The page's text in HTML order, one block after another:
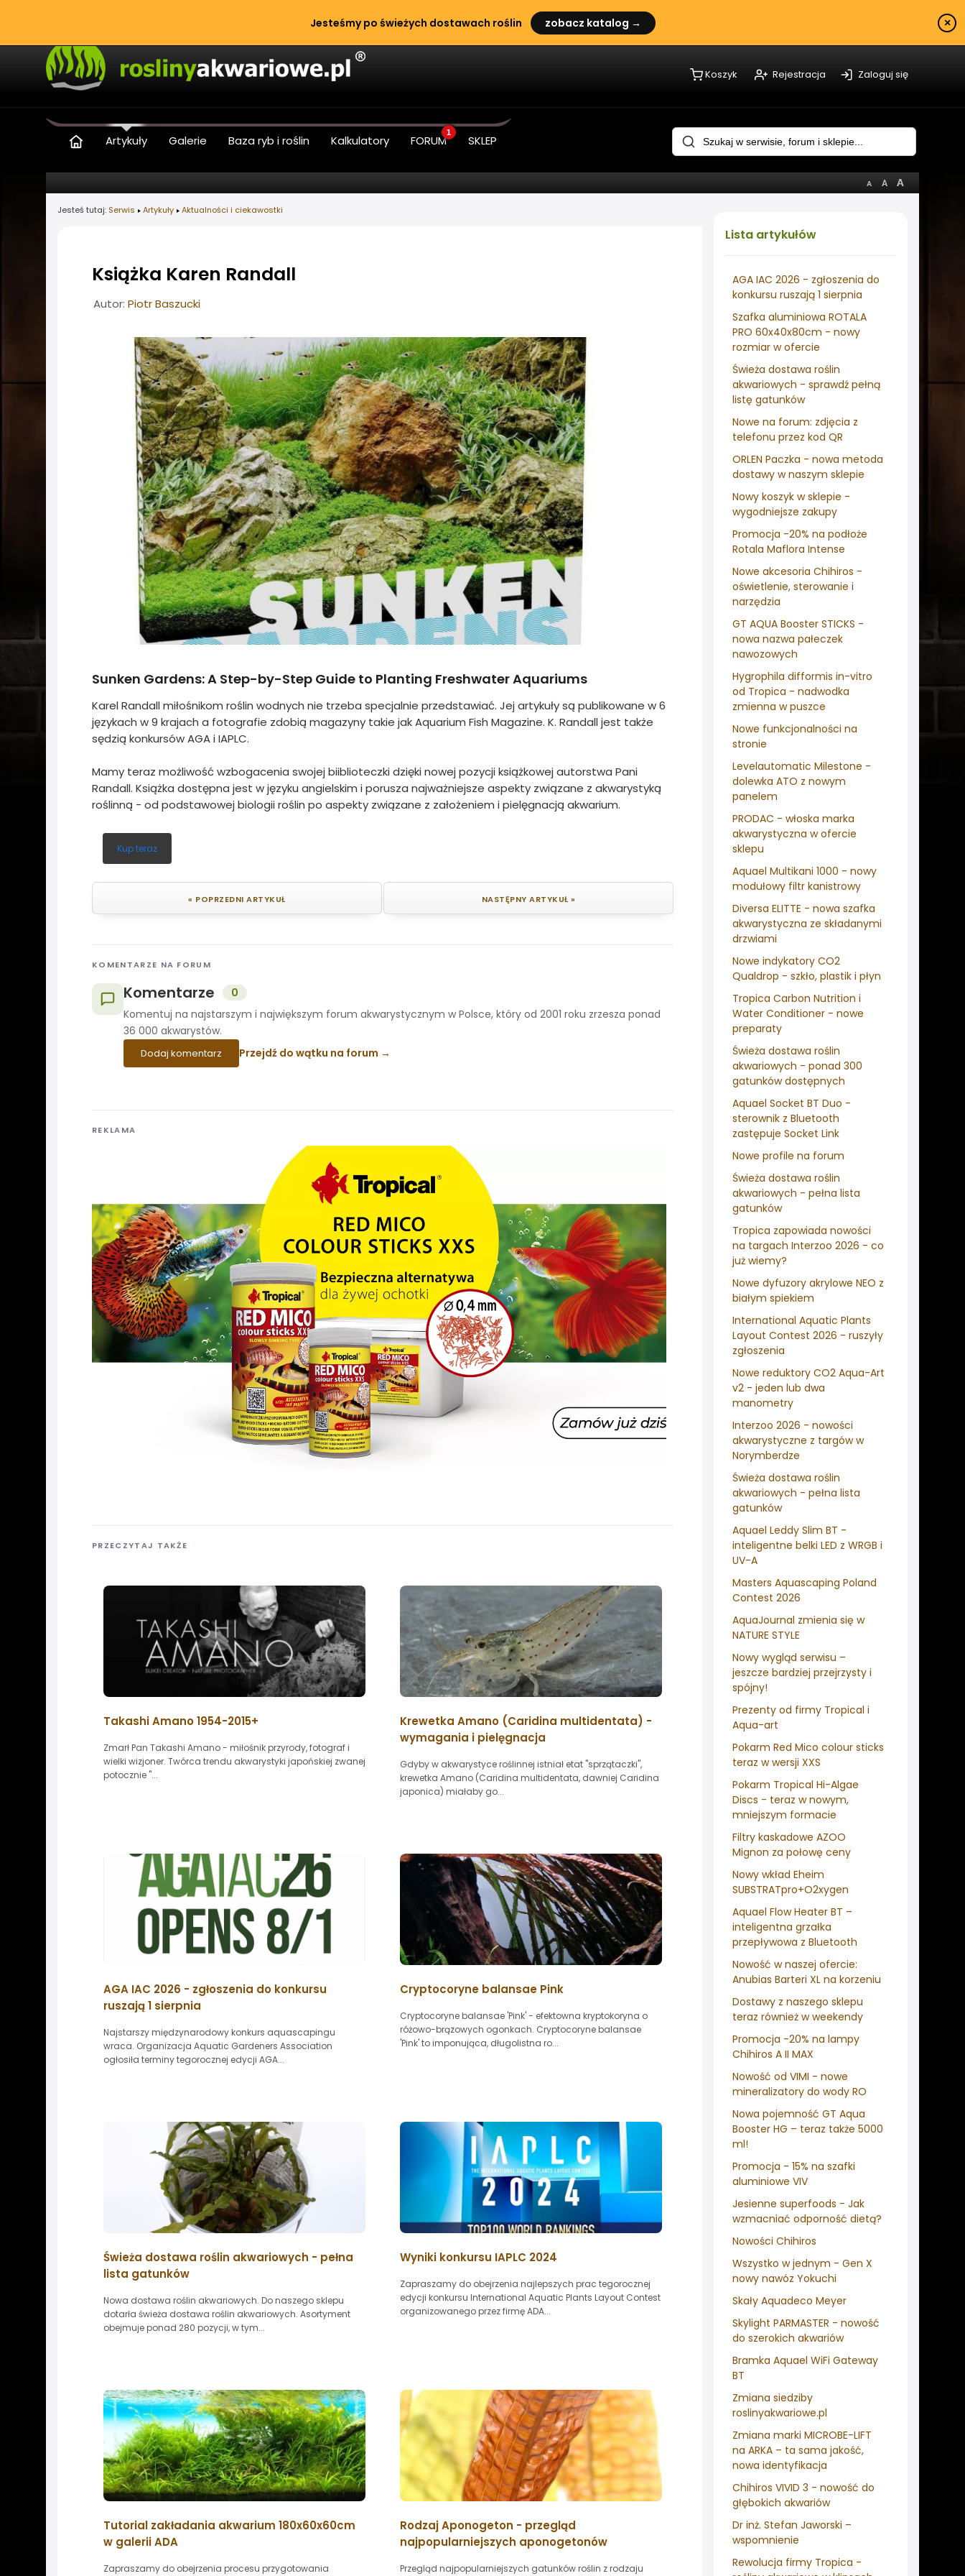
Jesteśmy po świeżych dostawach roślin zobacz katalog → ×
Koszyk Rejestracja Zaloguj się
Artykuły Galerie Baza ryb i roślin Kalkulatory FORUM
1
SKLEP
Lista artykułów
AGA IAC 2026 - zgłoszenia do
konkursu ruszają 1 sierpnia
Szafka aluminiowa ROTALA
PRO 60x40x80cm - nowy
rozmiar w ofercie
Świeża dostawa roślin
akwariowych - sprawdź pełną
listę gatunków
Nowe na forum: zdjęcia z
telefonu przez kod QR
ORLEN Paczka - nowa metoda
dostawy w naszym sklepie
Nowy koszyk w sklepie -
wygodniejsze zakupy
Promocja -20% na podłoże
Rotala Maflora Intense
Nowe akcesoria Chihiros -
oświetlenie, sterowanie i
narzędzia
GT AQUA Booster STICKS -
nowa nazwa pałeczek
nawozowych
Hygrophila difformis in-vitro
od Tropica - nadwodka
zmienna w puszce
Nowe funkcjonalności na
stronie
Levelautomatic Milestone -
dolewka ATO z nowym
panelem
PRODAC - włoska marka
akwarystyczna w ofercie
sklepu
Aquael Multikani 1000 - nowy
modułowy filtr kanistrowy
Diversa ELITTE - nowa szafka
akwarystyczna ze składanymi
drzwiami
Nowe indykatory CO2
Qualdrop - szkło, plastik i płyn
Tropica Carbon Nutrition i
Water Conditioner - nowe
preparaty
Świeża dostawa roślin
akwariowych - ponad 300
gatunków dostępnych
Aquael Socket BT Duo -
sterownik z Bluetooth
zastępuje Socket Link
Nowe profile na forum
Świeża dostawa roślin
akwariowych - pełna lista
gatunków
Tropica zapowiada nowości
na targach Interzoo 2026 - co
już wiemy?
Nowe dyfuzory akrylowe NEO z
białym spiekiem
International Aquatic Plants
Layout Contest 2026 - ruszyły
zgłoszenia
Nowe reduktory CO2 Aqua-Art
v2 - jeden lub dwa
manometry
Interzoo 2026 - nowości
akwarystyczne z targów w
Norymberdze
Świeża dostawa roślin
akwariowych - pełna lista
gatunków
Aquael Leddy Slim BT -
inteligentne belki LED z WRGB i
UV-A
Masters Aquascaping Poland
Contest 2026
AquaJournal zmienia się w
NATURE STYLE
Nowy wygląd serwisu –
jeszcze bardziej przejrzysty i
spójny!
Prezenty od firmy Tropical i
Aqua-art
Pokarm Red Mico colour sticks
teraz w wersji XXS
Pokarm Tropical Hi-Algae
Discs - teraz w nowym,
mniejszym formacie
Filtry kaskadowe AZOO
Mignon za połowę ceny
Nowy wkład Eheim
SUBSTRATpro+O2xygen
Aquael Flow Heater BT –
inteligentna grzałka
przepływowa z Bluetooth
Nowość w naszej ofercie:
Anubias Barteri XL na korzeniu
Dostawy z naszego sklepu
teraz również w weekendy
Promocja -20% na lampy
Chihiros A II MAX
Nowość od VIMI - nowe
mineralizatory do wody RO
Nowa pojemność GT Aqua
Booster HG – teraz także 5000
ml!
Promocja - 15% na szafki
aluminiowe VIV
Jesienne superfoods - Jak
wzmacniać odporność dietą?
Nowości Chihiros
Wszystko w jednym - Gen X
nowy nawóz Yokuchi
Skały Aquadeco Meyer
Skylight PARMASTER - nowość
do szerokich akwariów
Bramka Aquael WiFi Gateway
BT
Zmiana siedziby
roslinyakwariowe.pl
Zmiana marki MICROBE-LIFT
na ARKA – ta sama jakość,
nowa identyfikacja
Chihiros VIVID 3 - nowość do
głębokich akwariów
Dr inż. Stefan Jaworski –
wspomnienie
Rewolucja firmy Tropica -
Jesteś tutaj: Serwis Artykuły Aktualności i ciekawostki
Książka Karen Randall
Informacje o artykule
Autor: Piotr Baszucki
Sunken Gardens: A Step-by-Step Guide to Planting Freshwater Aquariums
Karel Randall miłośnikom roślin wodnych nie trzeba specjalnie przedstawiać. Jej artykuły są publikowane w 6
językach w 9 krajach a fotografie zdobią magazyny takie jak Aquarium Fish Magazine. K. Randall jest także
sędzią konkursów AGA i IAPLC.
Mamy teraz możliwość wzbogacenia swojej biiblioteczki dzięki nowej pozycji książkowej autorstwa Pani
Randall. Książka dostępna jest w języku angielskim i porusza najważniejsze aspekty związane z akwarystyką
roślinną - od podstawowej biologii roślin po aspekty związane z założeniem i pielęgnacją akwarium.
Kup teraz
« POPRZEDNI ARTYKUŁ NASTĘPNY ARTYKUŁ »
KOMENTARZE NA FORUM
Komentarze
0
Komentuj na najstarszym i największym forum akwarystycznym w Polsce, który od 2001 roku zrzesza ponad
36 000 akwarystów.
Dodaj komentarz Przejdź do wątku na forum
REKLAMA
PRZECZYTAJ TAKŻE
Takashi Amano 1954-2015+
Zmarł Pan Takashi Amano - miłośnik przyrody, fotograf i
wielki wizjoner. Twórca trendu akwarystyki japońskiej zwanej
potocznie "...
Krewetka Amano (Caridina multidentata) -
wymagania i pielęgnacja
Gdyby w akwarystyce roślinnej istniał etat "sprzątaczki",
krewetka Amano (Caridina multidentata, dawniej Caridina
japonica) miałaby go...
AGA IAC 2026 - zgłoszenia do konkursu
ruszają 1 sierpnia
Najstarszy międzynarodowy konkurs aquascapingu
wraca. Organizacja Aquatic Gardeners Association
ogłosiła terminy tegorocznej edycji AGA...
Cryptocoryne balansae Pink
Cryptocoryne balansae 'Pink' - efektowna kryptokoryna o
różowo-brązowych ogonkach. Cryptocoryne balansae
'Pink' to imponująca, długolistna ro...
Świeża dostawa roślin akwariowych - pełna
lista gatunków
Nowa dostawa roślin akwariowych. Do naszego sklepu
dotarła świeża dostawa roślin akwariowych. Asortyment
obejmuje ponad 280 pozycji, w tym...
Wyniki konkursu IAPLC 2024
Zapraszamy do obejrzenia najlepszych prac tegorocznej
edycji konkursu International Aquatic Plants Layout Contest
organizowanego przez firmę ADA...
Tutorial zakładania akwarium 180x60x60cm
w galerii ADA
Zapraszamy do obejrzenia procesu przygotowania
Rodzaj Aponogeton - przegląd
najpopularniejszych aponogetonów
Przegląd najpopularniejszych gatunków roślin z rodzaju